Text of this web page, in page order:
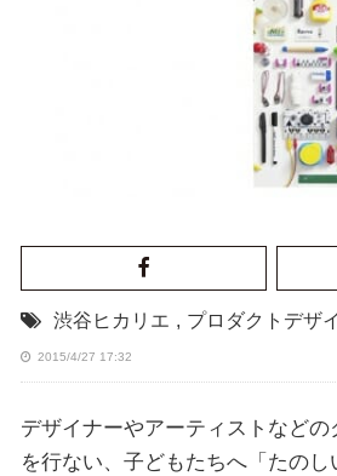
渋谷ヒカリエ , プロダクトデザ
2015/4/27 17:32
デザイナーやアーティストなど
を行ない、子どもたちへ「たの